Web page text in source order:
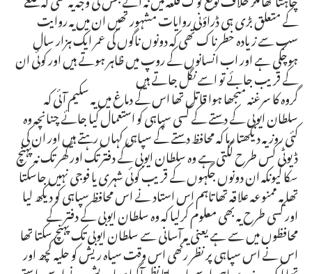
کے متعلق بڑی ہی ڈراؤنی روایات مشہور تھیں ان میں یہ روایت
سب سے زیادہ خطرناک تھی کہ دونوں ناگوں کی عمر ایک ہزار سال
ہوچکی ہے اور اب انسانوں کے روپ میں ظاہر ہوتے ہیں اور کوئی ان
کے قریب جائے تو اسے نگل جاتے ہیں
گروہ کا سرغنہ منجھا ہوا قاتل تھا اس کے دماغ میں یہ سکیم آئی کہ
سلطان ایوبی کے دستے کے کسی سپاہی کو استعمال کیا جائے چنانچہ وہ
کئی روز یہ دیکھتا رہا کہ محافظ دستے کے سپاہی کہاں رہتے ہیں اور ان کی
ڈیوٹی کس طرح لگتی ہے وہ سلطان ایوبی کے دفتر تک اور گھر تک نہ پہنچ
سکا کیونکہ ان دونوں جگہوں کے قریب کوئی شہری یا فوجی نہیں جاسکتا
تھا یہ ممنوعہ علاقہ تھا تاہم اس استاد نے اس محافظ سپاہی کو دیکھ لیا
اور کسی طرح یہ بھی معلوم کرلیا کہ وہ سلطان ایوبی کے دفتر کے
محافظوں میں سے ہے یعنی یہ آسانی سے سلطان ایوبی تک پہنچ سکتا تھا
اس نے اس سپاہی پر نظر رکھی اس وقت سیاہ ریش کو حلیہ کچھ اور